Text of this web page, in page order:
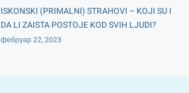
ISKONSKI (PRIMALNI) STRAHOVI – KOJI SU I
DA LI ZAISTA POSTOJE KOD SVIH LJUDI?
фебруар 22, 2023